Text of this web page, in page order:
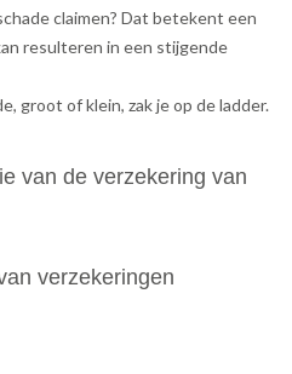
claimen? Dat betekent een
resulteren in een stijgende
groot of klein, zak je op de ladder.
van de verzekering van
verzekeringen